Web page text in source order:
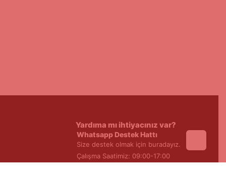
Yardıma mı ihtiyacınız var?
Whatsapp Destek Hattı
Size destek olmak için buradayız.
Çalışma Saatimiz: 09:00-17:00